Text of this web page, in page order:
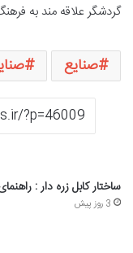
گردشگر علاقه مند به
صنایع
ساختار کابل زره دار :
3 روز پیش